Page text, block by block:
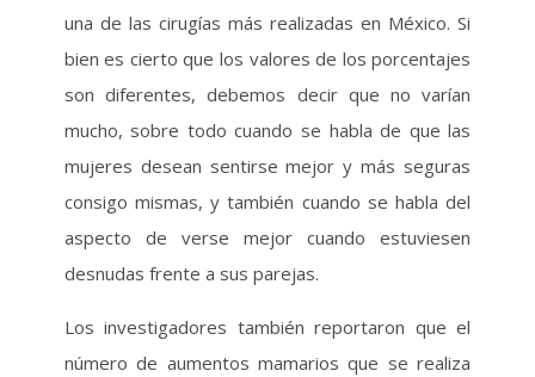
una de las cirugías más realizadas en México. Si
bien es cierto que los valores de los porcentajes
son diferentes, debemos decir que no varían
mucho, sobre todo cuando se habla de que las
mujeres desean sentirse mejor y más seguras
consigo mismas, y también cuando se habla del
aspecto de verse mejor cuando estuviesen
desnudas frente a sus parejas.
Los investigadores también reportaron que el
número de aumentos mamarios que se realiza